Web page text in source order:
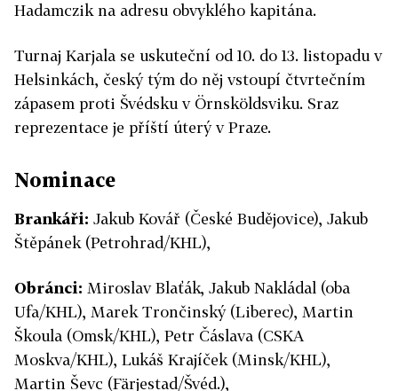
Hadamczik na adresu obvyklého kapitána.
Turnaj Karjala se uskuteční od 10. do 13. listopadu v
Helsinkách, český tým do něj vstoupí čtvrtečním
zápasem proti Švédsku v Örnsköldsviku. Sraz
reprezentace je příští úterý v Praze.
Nominace
Brankáři: Jakub Kovář (České Budějovice), Jakub
Štěpánek (Petrohrad/KHL),
Obránci: Miroslav Blaťák, Jakub Nakládal (oba
Ufa/KHL), Marek Trončinský (Liberec), Martin
Škoula (Omsk/KHL), Petr Čáslava (CSKA
Moskva/KHL), Lukáš Krajíček (Minsk/KHL),
Martin Ševc (Färjestad/Švéd.),